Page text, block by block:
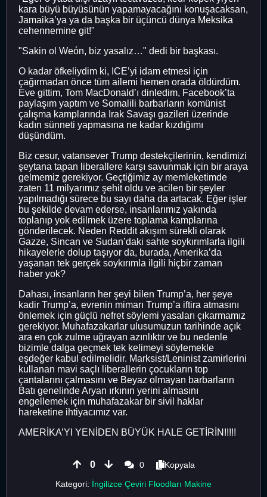
kara büyü büyüsünün yapamayacağını konuşacaksan,
Jamaika’ya ya da başka bir üçüncü dünya Meksika
cehennemine git!"
"Sakin ol Weón, biz yasalız…" dedi bir başkası.
O kadar öfkeliydim ki, ICE’yi idam etmesi için
çağırmadan önce tüm ailemi hemen orada öldürdüm.
Eve gittim, Tom MacDonald’ı dinledim, Facebook’ta
paylaşım yaptım ve Somalili barbarların komünist
çalışma kamplarında Irak Savaşı gazileri üzerinde
kadın sünneti yapmasına ne kadar kızdığımı
düşündüm.
Biz cesur, vatansever Trump destekçilerinin, kendimizi
şeytana tapan liberallere karşı savunmak için bir araya
gelmemiz gerekiyor. Geçtiğimiz ay memleketimde
zaten 11 milyarımız şehit oldu ve acilen bir şeyler
yapılmadığı sürece bu sayı daha da artacak. Eğer işler
bu şekilde devam ederse, insanlarımız yakında
toplanıp yok edilmek üzere toplama kamplarına
gönderilecek. Neden Reddit akışım sürekli olarak
Gazze, Sincan ve Sudan’daki sahte soykırımlarla ilgili
hikayelerle dolup taşıyor da, burada, Amerika’da
yaşanan tek gerçek soykırımla ilgili hiçbir zaman
haber yok?
Dahası, insanların her şeyi bilen Trump’a, her şeye
kadir Trump’a, evrenin mimarı Trump’a iftira atmasını
önlemek için güçlü nefret söylemi yasaları çıkarmamız
gerekiyor. Muhafazakarlar ulusumuzun tarihinde açık
ara en çok zulme uğrayan azınlıktır ve bu nedenle
bizimle dalga geçmek tek kelimeyi söylemekle
eşdeğer kabul edilmelidir. Marksist/Leninist zamirlerini
kullanan mavi saçlı liberallerin çocukların top
çantalarını çalmasını ve Beyaz olmayan barbarların
Batı genelinde Aryan ırkının yerini almasını
engellemek için muhafazakar bir sivil haklar
hareketine ihtiyacımız var.
AMERİKA’YI YENİDEN BÜYÜK HALE GETİRİN!!!!!
0 0
Kopyala
Kategori: İngilizce Çeviri Floodları Makine